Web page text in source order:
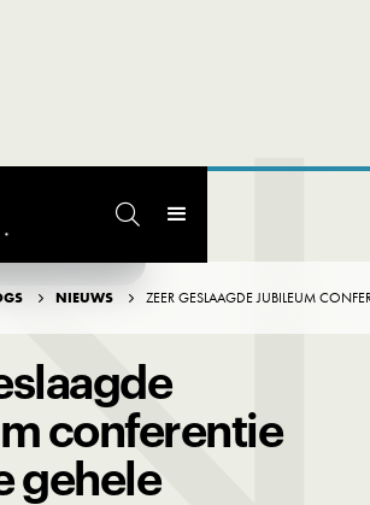

 NIEUWS  ZEER GESLAAGDE JUBILEUM
conferentie
gehele